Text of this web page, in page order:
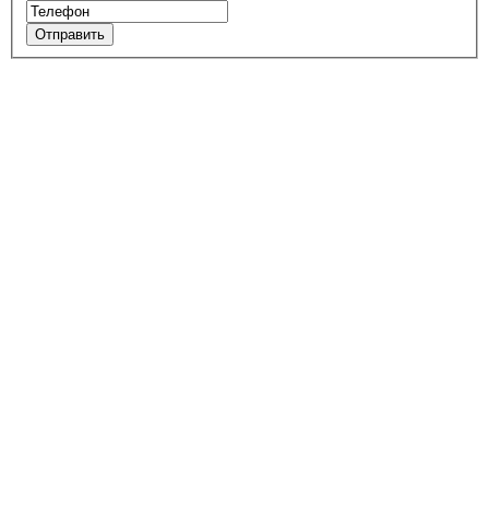
Отправить